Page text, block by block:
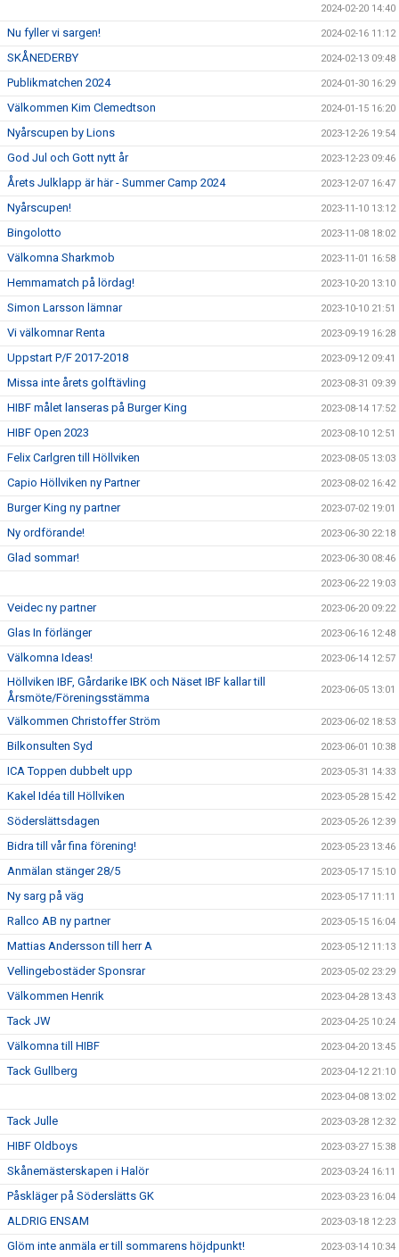
2024-02-20 14:40
Nu fyller vi sargen! 2024-02-16 11:12
SKÅNEDERBY 2024-02-13 09:48
Publikmatchen 2024 2024-01-30 16:29
Välkommen Kim Clemedtson 2024-01-15 16:20
Nyårscupen by Lions 2023-12-26 19:54
God Jul och Gott nytt år 2023-12-23 09:46
Årets Julklapp är här - Summer Camp 2024 2023-12-07 16:47
Nyårscupen! 2023-11-10 13:12
Bingolotto 2023-11-08 18:02
Välkomna Sharkmob 2023-11-01 16:58
Hemmamatch på lördag! 2023-10-20 13:10
Simon Larsson lämnar 2023-10-10 21:51
Vi välkomnar Renta 2023-09-19 16:28
Uppstart P/F 2017-2018 2023-09-12 09:41
Missa inte årets golftävling 2023-08-31 09:39
HIBF målet lanseras på Burger King 2023-08-14 17:52
HIBF Open 2023 2023-08-10 12:51
Felix Carlgren till Höllviken 2023-08-05 13:03
Capio Höllviken ny Partner 2023-08-02 16:42
Burger King ny partner 2023-07-02 19:01
Ny ordförande! 2023-06-30 22:18
Glad sommar! 2023-06-30 08:46
2023-06-22 19:03
Veidec ny partner 2023-06-20 09:22
Glas In förlänger 2023-06-16 12:48
Välkomna Ideas! 2023-06-14 12:57
Höllviken IBF, Gårdarike IBK och Näset IBF kallar till
Årsmöte/Föreningsstämma
2023-06-05 13:01
Välkommen Christoffer Ström 2023-06-02 18:53
Bilkonsulten Syd 2023-06-01 10:38
ICA Toppen dubbelt upp 2023-05-31 14:33
Kakel Idéa till Höllviken 2023-05-28 15:42
Söderslättsdagen 2023-05-26 12:39
Bidra till vår fina förening! 2023-05-23 13:46
Anmälan stänger 28/5 2023-05-17 15:10
Ny sarg på väg 2023-05-17 11:11
Rallco AB ny partner 2023-05-15 16:04
Mattias Andersson till herr A 2023-05-12 11:13
Vellingebostäder Sponsrar 2023-05-02 23:29
Välkommen Henrik 2023-04-28 13:43
Tack JW 2023-04-25 10:24
Välkomna till HIBF 2023-04-20 13:45
Tack Gullberg 2023-04-12 21:10
2023-04-08 13:02
Tack Julle 2023-03-28 12:32
HIBF Oldboys 2023-03-27 15:38
Skånemästerskapen i Halör 2023-03-24 16:11
Påskläger på Söderslätts GK 2023-03-23 16:04
ALDRIG ENSAM 2023-03-18 12:23
Glöm inte anmäla er till sommarens höjdpunkt! 2023-03-14 10:34